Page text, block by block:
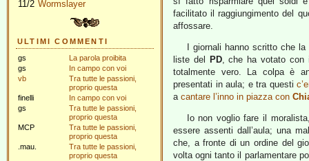
11/2 Wormslayer
ULTIMI COMMENTI
gs
La parola proibita
gs
In campo con voi
vb
Tra tutte le passioni,
proprio questa
finelli
In campo con voi
gs
Tra tutte le passioni,
proprio questa
MCP
Tra tutte le passioni,
proprio questa
.mau.
Tra tutte le passioni,
proprio questa
facilitato il raggiungimento del
affossare.
I giornali hanno scritto che
liste del
PD, che ha votato con
totalmente vero. La colpa è
presentati in aula; e tra questi
a cantare l’inno in piazza con
Io non voglio fare il
essere assenti dall’aula; una
che, a fronte di un ordine del
volta ogni tanto il parlamentare